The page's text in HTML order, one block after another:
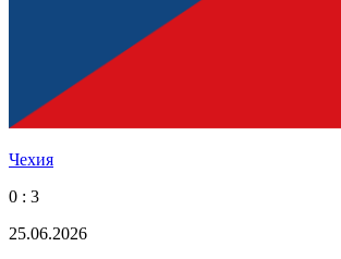
Чехия
0 : 3
25.06.2026